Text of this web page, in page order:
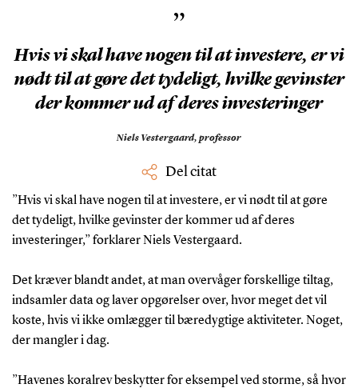
”
Hvis vi skal have nogen til at investere, er vi
nødt til at gøre det tydeligt, hvilke gevinster
der kommer ud af deres investeringer
Niels Vestergaard, professor
Del citat
”Hvis vi skal have nogen til at investere, er vi nødt til at gøre
det tydeligt, hvilke gevinster der kommer ud af deres
investeringer,” forklarer Niels Vestergaard.
Det kræver blandt andet, at man overvåger forskellige tiltag,
indsamler data og laver opgørelser over, hvor meget det vil
koste, hvis vi ikke omlægger til bæredygtige aktiviteter. Noget,
der mangler i dag.
”Havenes koralrev beskytter for eksempel ved storme, så hvor